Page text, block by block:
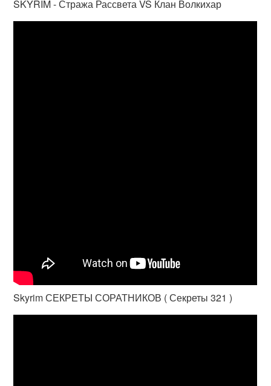
SKYRIM - Стража Рассвета VS Клан Волкихар
Skyrim СЕКРЕТЫ СОРАТНИКОВ ( Секреты 321 )